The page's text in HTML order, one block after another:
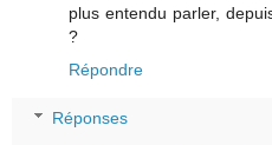
plus entendu parler,
?
Répondre
Réponses